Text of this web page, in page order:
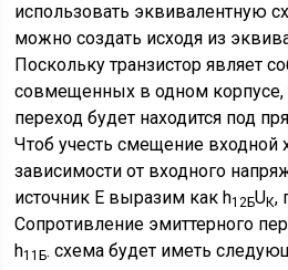
использовать эквивалентную
можно создать исходя из
Поскольку транзистор являет
совмещенных в одном корпусе,
переход будет находится под
Чтоб учесть смещение входной
зависимости от входного
источник Е выразим как h12БUК,
Сопротивление эмиттерного
h11Б. схема будет иметь